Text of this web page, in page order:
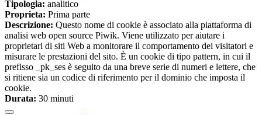
Tipologia: analitico
Proprieta: Prima parte
Descrizione: Questo nome di cookie è associato alla piattaforma di
analisi web open source Piwik. Viene utilizzato per aiutare i
proprietari di siti Web a monitorare il comportamento dei visitatori e
misurare le prestazioni del sito. È un cookie di tipo pattern, in cui il
prefisso _pk_ses è seguito da una breve serie di numeri e lettere, che
si ritiene sia un codice di riferimento per il dominio che imposta il
cookie.
Durata: 30 minuti